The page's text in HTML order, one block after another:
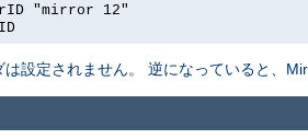
"mirror 12"
は設定されません。 逆になっていると、